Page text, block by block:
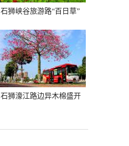
石狮峡谷旅游路“百日草”
争相斗艳
石狮濠江路边异木棉盛开